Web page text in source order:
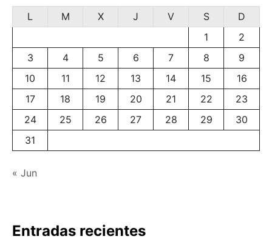
L
M X J V S
D
1
2
3
4 5 6 7 8
9
10
11 12 13 14 15
16
17
18 19 20 21 22
23
24
25 26 27 28 29
30
31
« Jun
Entradas recientes